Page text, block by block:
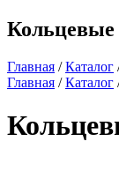
Кольцевые
Главная /Каталог
Главная /Каталог